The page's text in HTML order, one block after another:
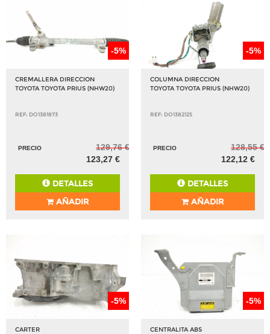
-5%
CREMALLERA DIRECCION
TOYOTA TOYOTA PRIUS (NHW20)
REF: DO1381873
PRECIO
129,76 €
123,27 €
DETALLES
AÑADIR
-5%
COLUMNA DIRECCION
TOYOTA TOYOTA PRIUS (NHW20)
REF: DO1382125
PRECIO
128,55 €
122,12 €
DETALLES
AÑADIR
-5%
CARTER
-5%
CENTRALITA ABS